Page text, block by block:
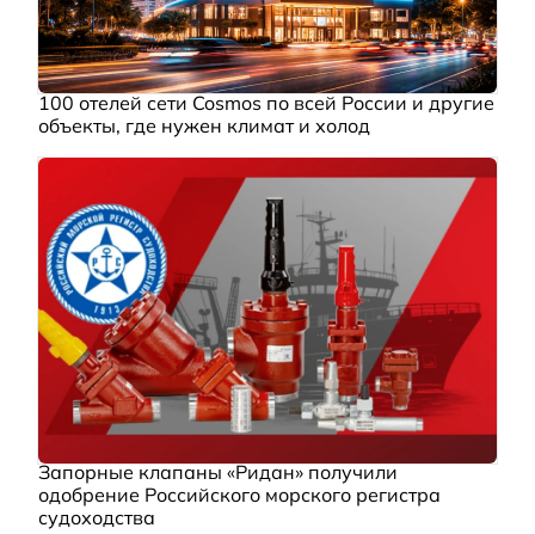
100 отелей сети Cosmos по всей России и другие
объекты, где нужен климат и холод
Запорные клапаны «Ридан» получили
одобрение Российского морского регистра
судоходства